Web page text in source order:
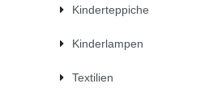
Kinderteppiche
Kinderlampen
Textilien